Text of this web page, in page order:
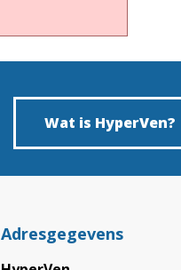
Wat is HyperVen?
Adresgegevens